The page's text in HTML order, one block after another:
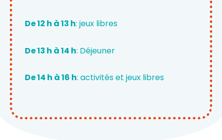
De 12 h à 13 h: jeux libres
De 13 h à 14 h: Déjeuner
De 14 h à 16 h: activités et jeux libres